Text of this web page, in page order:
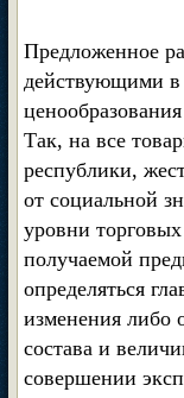
Предложенное
действующими в
Так, на все
республики,
от социальной
уровни
получаемой
определяться
изменения либо
состава и
совершении